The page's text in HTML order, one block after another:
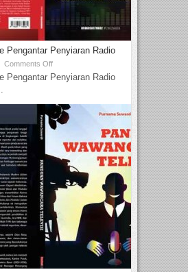
Pengantar Penyiaran Radio
Comments Off
Pengantar Penyiaran Radio